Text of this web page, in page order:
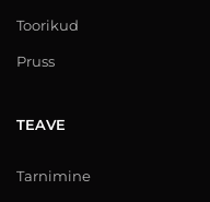
Toorikud
Pruss
TEAVE
Tarnimine